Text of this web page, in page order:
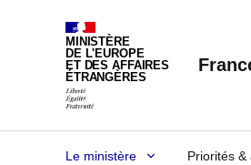
MINISTÈRE
DE L'EUROPE
ET DES AFFAIRES
ÉTRANGÈRES
Le ministère Priorités &